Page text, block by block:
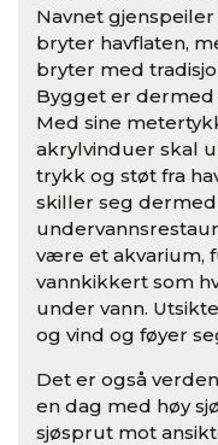
Navnet
bryter havflaten,
bryter med
Bygget er
Med sine
akrylvinduer skal
trykk og støt fra
skiller seg
være et akvarium,
vannkikkert som
under vann.
og vind og føyer
Det er også
en dag med høy
sjøsprut mot